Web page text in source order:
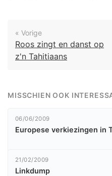
« Vorige
Roos zingt en danst op
z'n Tahitiaans
MISSCHIEN OOK
06/06/2009
Europese verkiezingen in
21/02/2009
Linkdump